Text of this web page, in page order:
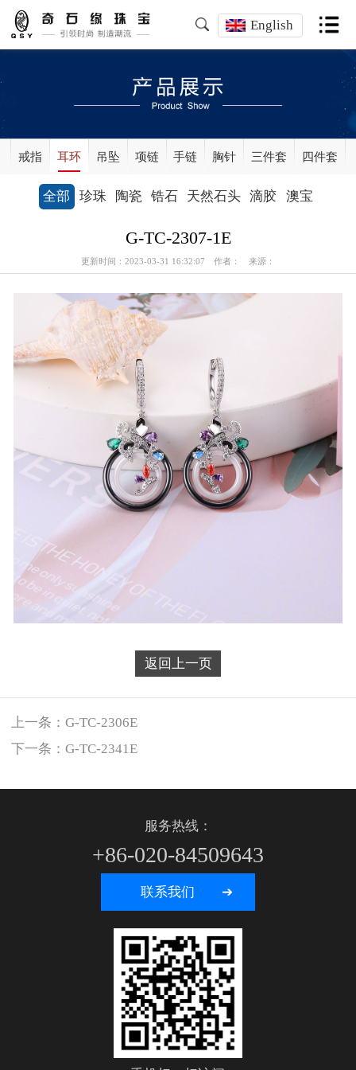
English
戒指 耳环 吊坠 项链 手链 胸针 三件套 四件套
全部 珍珠 陶瓷 锆石 天然石头 滴胶 澳宝
G-TC-2307-1E
更新时间：2023-03-31 16:32:07 作者： 来源：
返回上一页
上一条： G-TC-2306E
下一条： G-TC-2341E
服务热线：
+86-020-84509643
联系我们 ➔